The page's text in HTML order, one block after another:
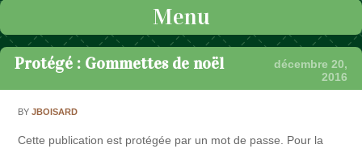
Menu
Passer au contenu
Protégé : Gommettes de noël
décembre 20,
2016
BYJBOISARD
Cette publication est protégée par un mot de passe. Pour la